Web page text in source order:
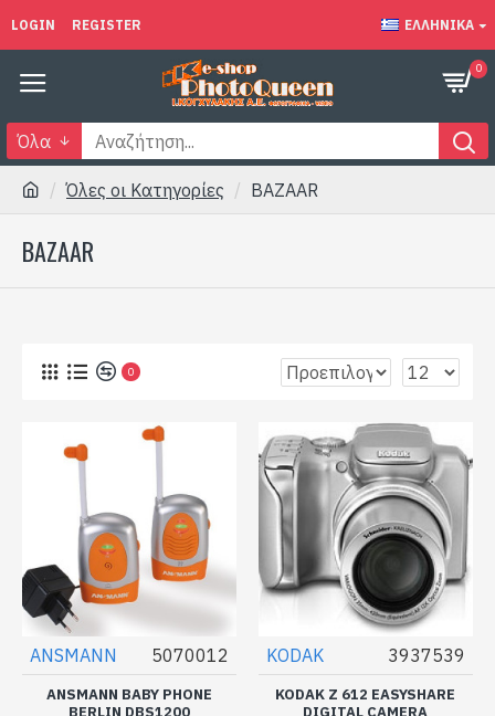
LOGIN REGISTER ΕΛΛΗΝΙΚΆ
0
Όλα
Όλες οι Κατηγορίες BAZAAR
BAZAAR
0
ANSMANN 5070012
ANSMANN BABY PHONE
BERLIN DBS1200
KODAK 3937539
KODAK Z 612 EASYSHARE
DIGITAL CAMERA